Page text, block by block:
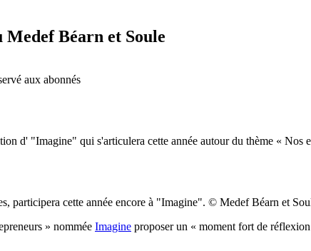
Béarn et Soule
aux abonnés
d' "Imagine" qui s'articulera cette année autour du thème « Nos
participera cette année encore à "Imagine". © Medef Béarn et
» nommée Imagine proposer un « moment fort de